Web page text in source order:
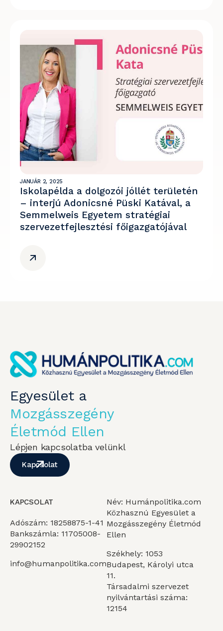
JANUÁR 2, 2025
Iskolapélda a dolgozói jóllét területén
– interjú Adonicsné Püski Katával, a
Semmelweis Egyetem stratégiai
szervezetfejlesztési főigazgatójával
Egyesület a
Mozgásszegény
Életmód Ellen
Lépjen kapcsolatba velünkl
Kapcsolat
KAPCSOLAT
Adószám: 18258875-1-41
Bankszámla: 11705008-
29902152
info@humanpolitika.com
Név: Humánpolitika.com
Közhasznú Egyesület a
Mozgásszegény Életmód
Ellen
Székhely: 1053
Budapest, Károlyi utca
11.
Társadalmi szervezet
nyilvántartási száma:
12154